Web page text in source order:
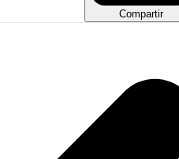
Compartir